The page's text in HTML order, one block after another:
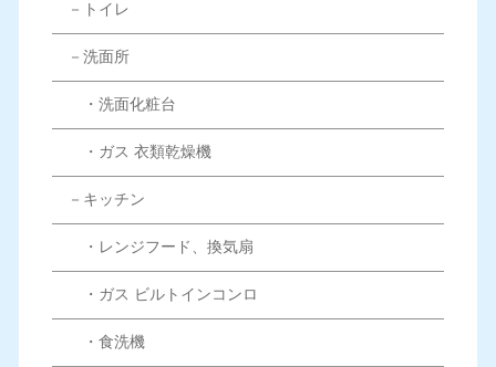
－トイレ
－洗面所
・洗面化粧台
・ガス 衣類乾燥機
－キッチン
・レンジフード、換気扇
・ガス ビルトインコンロ
・食洗機